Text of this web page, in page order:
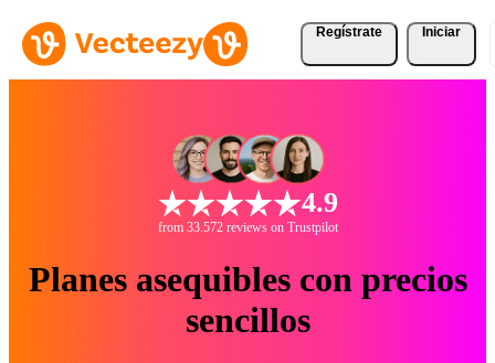
Regístrate Iniciar
4.9
from 33.572 reviews on Trustpilot
Planes asequibles con precios
sencillos